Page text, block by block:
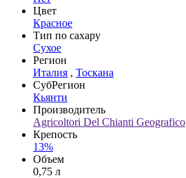
Цвет
Красное
Тип по сахару
Сухое
Регион
Италия , Тоскана
СубРегион
Кьянти
Производитель
Agricoltori Del Chianti Geografico
Крепость
13%
Объем
0,75 л